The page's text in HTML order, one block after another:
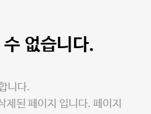
없습니다.
니다.
제된 페이지 입니다. 페이지